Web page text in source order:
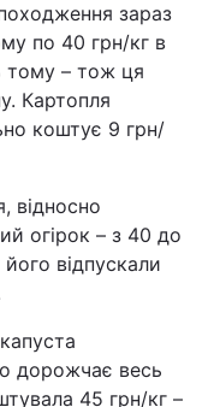
зараз
по 40 грн/кг в
тому – тож ця
Картопля
коштує 9 грн/
відносно
огірок – з 40 до
відпускали
дорожчає весь
45 грн/кг –